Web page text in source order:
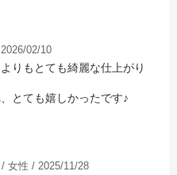
02/10
りもとても綺麗な仕上がり
とても嬉しかったです♪
女性 / 2025/11/28